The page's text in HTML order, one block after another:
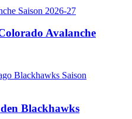
Avalanche
Blackhawks